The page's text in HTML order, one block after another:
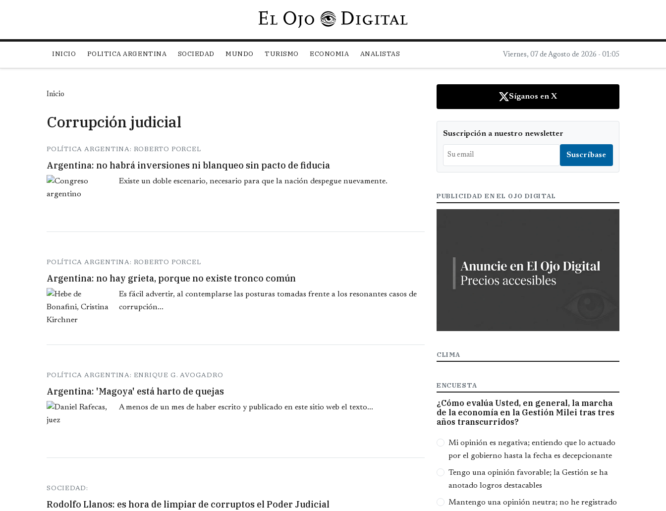
Pasar al contenido principal
INICIO POLITICA ARGENTINA SOCIEDAD MUNDO TURISMO ECONOMIA ANALISTAS Viernes, 07 de Agosto de 2026 - 01:05
Inicio
Corrupción judicial
POLÍTICA ARGENTINA: ROBERTO PORCEL
Argentina: no habrá inversiones ni blanqueo sin pacto de fiducia
Existe un doble escenario, necesario para que la nación despegue nuevamente.
POLÍTICA ARGENTINA: ROBERTO PORCEL
Argentina: no hay grieta, porque no existe tronco común
Es fácil advertir, al contemplarse las posturas tomadas frente a los resonantes casos de
corrupción...
POLÍTICA ARGENTINA: ENRIQUE G. AVOGADRO
Argentina: 'Magoya' está harto de quejas
A menos de un mes de haber escrito y publicado en este sitio web el texto...
SOCIEDAD:
Rodolfo Llanos: es hora de limpiar de corruptos el Poder Judicial
Síganos en X
Suscripción a nuestro newsletter
PUBLICIDAD EN EL OJO DIGITAL
CLIMA
ENCUESTA
¿Cómo evalúa Usted, en general, la marcha
de la economía en la Gestión Milei tras tres
años transcurridos?
Opciones
Mi opinión es negativa; entiendo que lo actuado
por el gobierno hasta la fecha es decepcionante
Tengo una opinión favorable; la Gestión se ha
anotado logros destacables
Mantengo una opinión neutra; no he registrado